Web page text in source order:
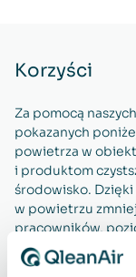
Korzyści
Za pomocą
pokazanych
powietrza w
i produktom
środowisko. Dzięki
w powietrzu
pracowników,
długotrwałych
przyczynia się do